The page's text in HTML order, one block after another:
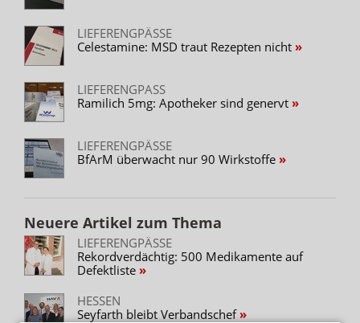
LIEFERENGPÄSSE
Celestamine: MSD traut Rezepten nicht
LIEFERENGPASS
Ramilich 5mg: Apotheker sind genervt
LIEFERENGPÄSSE
BfArM überwacht nur 90 Wirkstoffe
Neuere Artikel zum Thema
LIEFERENGPÄSSE
Rekordverdächtig: 500 Medikamente auf
Defektliste
HESSEN
Seyfarth bleibt Verbandschef